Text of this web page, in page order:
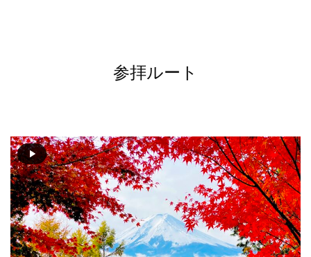
参拝ルート